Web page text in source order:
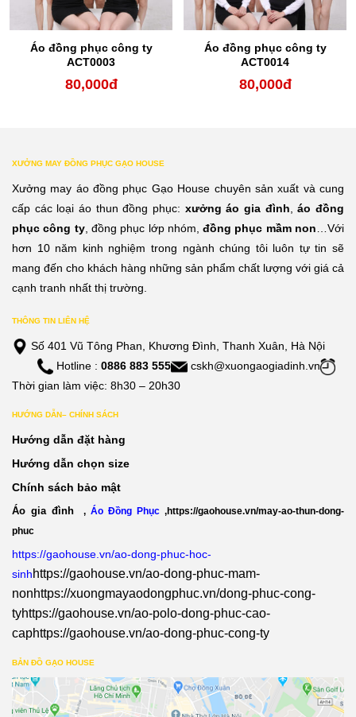
Áo đồng phục công ty
ACT0003
80,000đ
Áo đồng phục công ty
ACT0014
80,000đ
XƯỞNG MAY ĐỒNG PHỤC GẠO HOUSE
Xưởng may áo đồng phục Gạo House chuyên sản xuất và cung
cấp các loại áo thun đồng phục: xưởng áo gia đình,áo đồng
phục công ty, đồng phục lớp nhóm,đồng phục mầm non…Với
hơn 10 năm kinh nghiệm trong ngành chúng tôi luôn tự tin sẽ
mang đến cho khách hàng những sản phẩm chất lượng với giá cả
cạnh tranh nhất thị trường.
THÔNG TIN LIÊN HỆ
Số 401 Vũ Tông Phan, Khương Đình, Thanh Xuân, Hà Nội
Hotline : 0886 883 555
cskh@xuongaogiadinh.vn
Thời gian làm việc: 8h30 – 20h30
HƯỚNG DẪN– CHÍNH SÁCH
Hướng dẫn đặt hàng
Hướng dẫn chọn size
Chính sách bảo mật
Áo gia đình , Áo Đồng Phục ,https://gaohouse.vn/may-ao-thun-dong-
phuc
https://gaohouse.vn/ao-dong-phuc-hoc-
sinhhttps://gaohouse.vn/ao-dong-phuc-mam-
nonhttps://xuongmayaodongphuc.vn/dong-phuc-cong-
tyhttps://gaohouse.vn/ao-polo-dong-phuc-cao-
caphttps://gaohouse.vn/ao-dong-phuc-cong-ty
BẢN ĐỒ GẠO HOUSE